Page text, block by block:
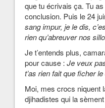
que tu écrivais ça. Tu
conclusion. Puis le 24
sang impur, je le dis,
rien qu’abreuver nos
Je t’entends plus,
pour cause : Je veux
t’as rien fait que ficher
Moi, mes crocs niquent
djihadistes qui la